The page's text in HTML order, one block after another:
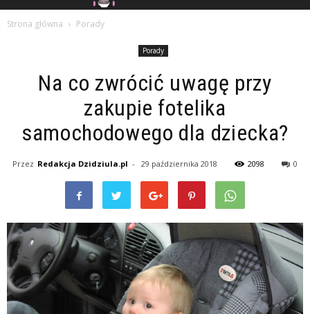
Strona główna Porady
Porady
Na co zwrócić uwagę przy
zakupie fotelika
samochodowego dla dziecka?
Przez Redakcja Dzidziula.pl - 29 października 2018 2098 0